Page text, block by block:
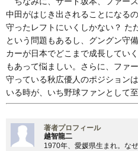
中田がはじき出されることになる
守ったレフトにいくしかない？ た
という問題もあるし、グングン守
カーが日本でどこまで成長してい
もあって悩ましい。さらに、ファ
守っている秋広優人のポジション
いる時が、いち野球ファンとして
著者プロフィール
越智龍二
1970年、愛媛県生まれ。な